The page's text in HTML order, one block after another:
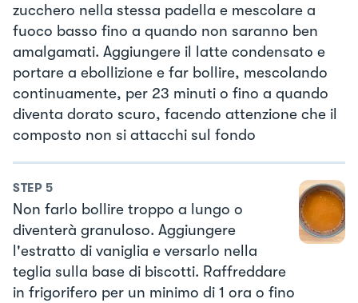
zucchero nella stessa padella e mescolare a
fuoco basso fino a quando non saranno ben
amalgamati. Aggiungere il latte condensato e
portare a ebollizione e far bollire, mescolando
continuamente, per 23 minuti o fino a quando
diventa dorato scuro, facendo attenzione che il
composto non si attacchi sul fondo
STEP 5
Non farlo bollire troppo a lungo o
diventerà granuloso. Aggiungere
l'estratto di vaniglia e versarlo nella
teglia sulla base di biscotti. Raffreddare
in frigorifero per un minimo di 1 ora o fino